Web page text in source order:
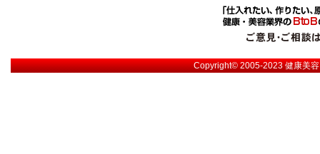
Copyright© 2005-2023健康美